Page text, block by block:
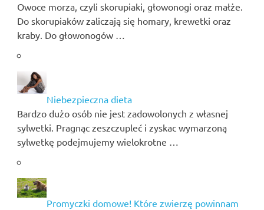
Owoce morza, czyli skorupiaki, głowonogi oraz małże.
Do skorupiaków zaliczają się homary, krewetki oraz
kraby. Do głowonogów …
Niebezpieczna dieta
Bardzo dużo osób nie jest zadowolonych z własnej
sylwetki. Pragnąc zeszczupleć i zyskac wymarzoną
sylwetkę podejmujemy wielokrotne …
Promyczki domowe! Które zwierzę powinnam